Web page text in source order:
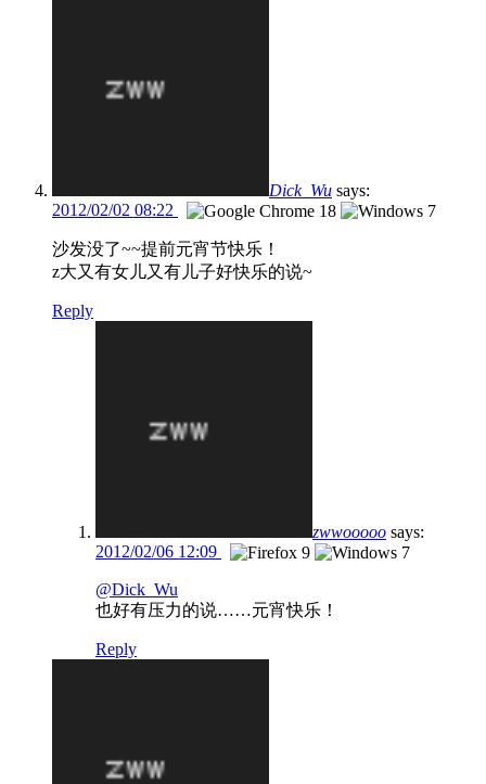
Dick_Wu says:
2012/02/02 08:22
沙发没了~~提前元宵节快乐！
z大又有女儿又有儿子好快乐的说~
Reply
zwwooooo says:
2012/02/06 12:09
@Dick_Wu
也好有压力的说……元宵快乐！
Reply